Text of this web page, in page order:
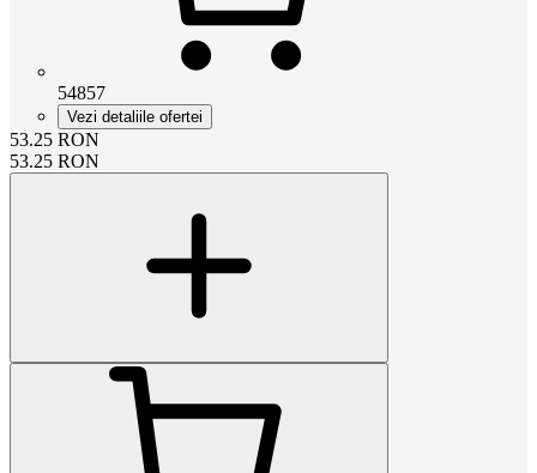
54857
Vezi detaliile ofertei
53.25 RON
53.25 RON